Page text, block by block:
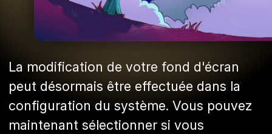
La modification de votre fond d'écran
peut désormais être effectuée dans la
configuration du système. Vous pouvez
maintenant sélectionner si vous